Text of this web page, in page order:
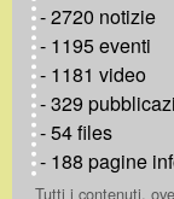
- 2720 notizie
- 1195 eventi
- 1181 video
- 329
- 54 files
- 188 pagine
Tutti i contenuti,